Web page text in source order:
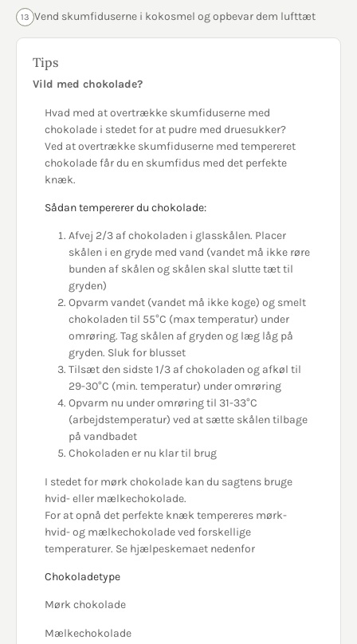
13 Vend skumfiduserne i kokosmel og opbevar dem lufttæt
Tips
Vild med chokolade?
Hvad med at ​overtrække skumfiduserne med
chokolade i stedet for at pudre med druesukker?
Ved at overtrække skumfiduserne med tempereret
chokolade får du en skumfidus med det perfekte
knæk.
Sådan tempererer du chokolade:
Afvej 2/3 af chokoladen i glasskålen. Placer
skålen i en gryde med vand (vandet må ikke røre
bunden af skålen og skålen skal slutte tæt til
gryden)
Opvarm vandet (vandet må ikke koge) og smelt
chokoladen til 55°C (max temperatur) under
omrøring. Tag skålen af gryden og læg låg på
gryden. Sluk for blusset
Tilsæt den sidste 1/3 af chokoladen og afkøl til
29-30°C (min. temperatur) under omrøring
Opvarm nu under omrøring til 31-33°C
(arbejdstemperatur) ved at sætte skålen tilbage
på vandbadet
Chokoladen er nu klar til brug
I stedet for mørk chokolade kan du sagtens bruge
hvid- eller mælkechokolade.
For at opnå det perfekte knæk tempereres mørk-
hvid- og mælkechokolade ved forskellige
temperaturer. Se hjælpeskemaet nedenfor
Chokoladetype
Mørk chokolade
Mælkechokolade